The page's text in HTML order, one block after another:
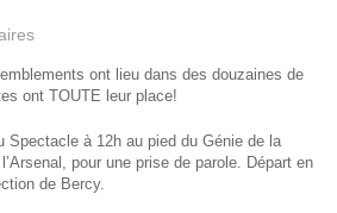
d
r
ont lieu dans des douzaines de
ont TOUTE leur place!
Spectacle à 12h au pied du Génie de la
pour une prise de parole. Départ en
de Bercy.